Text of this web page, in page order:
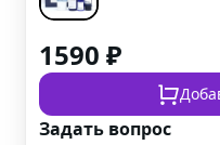
1590 ₽
Задать вопрос